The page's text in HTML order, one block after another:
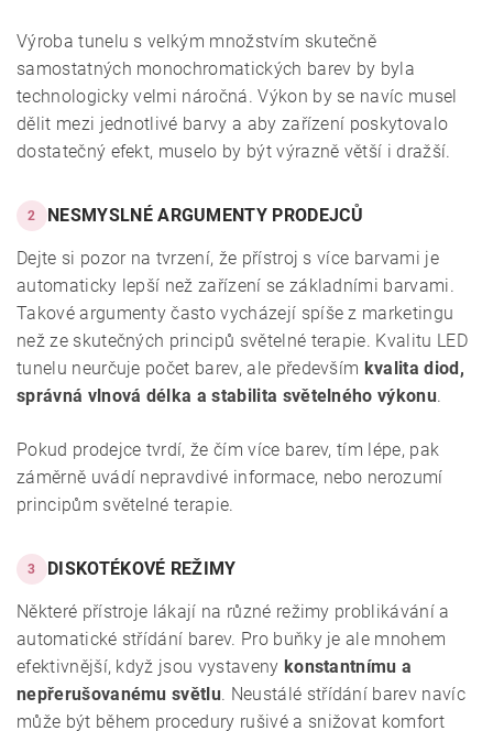
Výroba tunelu s velkým množstvím skutečně
samostatných monochromatických barev by byla
technologicky velmi náročná. Výkon by se navíc musel
dělit mezi jednotlivé barvy a aby zařízení poskytovalo
dostatečný efekt, muselo by být výrazně větší i dražší.
2 NESMYSLNÉ ARGUMENTY PRODEJCŮ
Dejte si pozor na tvrzení, že přístroj s více barvami je
automaticky lepší než zařízení se základními barvami.
Takové argumenty často vycházejí spíše z marketingu
než ze skutečných principů světelné terapie. Kvalitu LED
tunelu neurčuje počet barev, ale především kvalita diod,
správná vlnová délka a stabilita světelného výkonu.
Pokud prodejce tvrdí, že čím více barev, tím lépe, pak
záměrně uvádí nepravdivé informace, nebo nerozumí
principům světelné terapie.
3 DISKOTÉKOVÉ REŽIMY
Některé přístroje lákají na různé režimy problikávání a
automatické střídání barev. Pro buňky je ale mnohem
efektivnější, když jsou vystaveny konstantnímu a
nepřerušovanému světlu. Neustálé střídání barev navíc
může být během procedury rušivé a snižovat komfort